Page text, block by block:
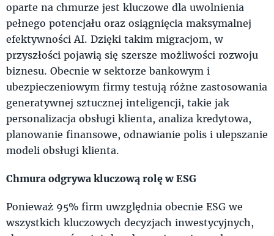
oparte na chmurze jest kluczowe dla uwolnienia
pełnego potencjału oraz osiągnięcia maksymalnej
efektywności AI. Dzięki takim migracjom, w
przyszłości pojawią się szersze możliwości rozwoju
biznesu. Obecnie w sektorze bankowym i
ubezpieczeniowym firmy testują różne zastosowania
generatywnej sztucznej inteligencji, takie jak
personalizacja obsługi klienta, analiza kredytowa,
planowanie finansowe, odnawianie polis i ulepszanie
modeli obsługi klienta.
Chmura odgrywa kluczową rolę w ESG
Ponieważ 95% firm uwzględnia obecnie ESG we
wszystkich kluczowych decyzjach inwestycyjnych,